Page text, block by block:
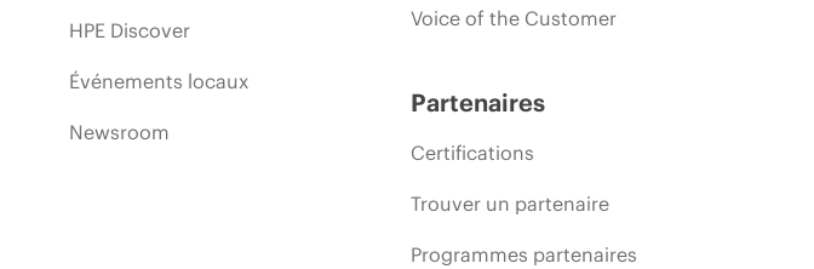
HPE Discover
Événements locaux
Newsroom
Voice of the Customer
Partenaires
Certifications
Trouver un partenaire
Programmes partenaires